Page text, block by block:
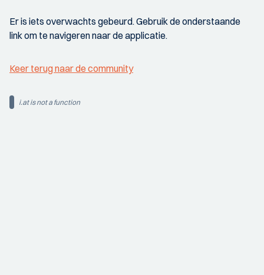
Er is iets overwachts gebeurd. Gebruik de onderstaande
link om te navigeren naar de applicatie.
Keer terug naar de community
i.at is not a function